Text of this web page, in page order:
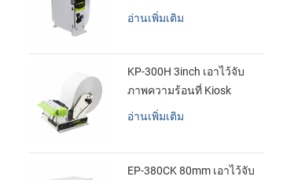
ภาพความร้อนที่เครื่องพิมพ์
อ่านเพิ่มเติม
KP-300H 3inch เอาไว้จับ
ภาพความร้อนที่ Kiosk
เครื่องพิมพ์ศูนย์ควบคุม kde
อ่านเพิ่มเติม
EP-380CK 80mm เอาไว้จับ